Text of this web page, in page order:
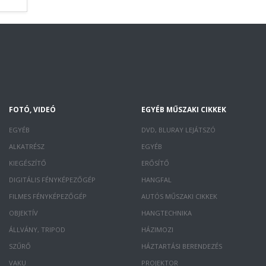
FOTÓ, VIDEÓ
EGYÉB
ALKATRÉSZ
KIEGÉSZÍTŐ
DIGITÁLIS FÉNYKÉPEZŐGÉP
FILMES FÉNYKÉPEZŐGÉP
OBJEKTÍV
ÁLLVÁNY, TRIPOD
SZŰRŐ
VAKU
EGYÉB MŰSZAKI CIKKEK
DVD, BLURAY LEJÁTSZÓ
EGYÉB
ERŐSÍTŐ
HANGFAL
AUTÓS MŰSZAKI CIKKEK
HANGTECHNIKA
HÁZIMOZI
HÁZTARTÁSI BERENDEZÉS
PROJEKTOR